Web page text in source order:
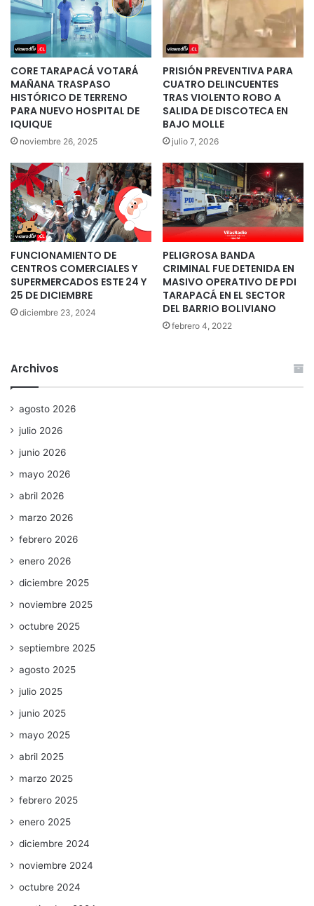
CORE TARAPACÁ VOTARÁ
MAÑANA TRASPASO
HISTÓRICO DE TERRENO
PARA NUEVO HOSPITAL DE
IQUIQUE
noviembre 26, 2025
PRISIÓN PREVENTIVA PARA
CUATRO DELINCUENTES
TRAS VIOLENTO ROBO A
SALIDA DE DISCOTECA EN
BAJO MOLLE
julio 7, 2026
FUNCIONAMIENTO DE
CENTROS COMERCIALES Y
SUPERMERCADOS ESTE 24 Y
25 DE DICIEMBRE
diciembre 23, 2024
PELIGROSA BANDA
CRIMINAL FUE DETENIDA EN
MASIVO OPERATIVO DE PDI
TARAPACÁ EN EL SECTOR
DEL BARRIO BOLIVIANO
febrero 4, 2022
Archivos
agosto 2026
julio 2026
junio 2026
mayo 2026
abril 2026
marzo 2026
febrero 2026
enero 2026
diciembre 2025
noviembre 2025
octubre 2025
septiembre 2025
agosto 2025
julio 2025
junio 2025
mayo 2025
abril 2025
marzo 2025
febrero 2025
enero 2025
diciembre 2024
noviembre 2024
octubre 2024